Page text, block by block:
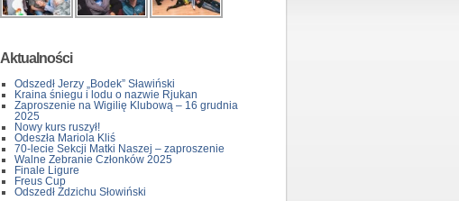
Aktualności
Odszedł Jerzy „Bodek” Sławiński
Kraina śniegu i lodu o nazwie Rjukan
Zaproszenie na Wigilię Klubową – 16 grudnia
2025
Nowy kurs ruszył!
Odeszła Mariola Kliś
70-lecie Sekcji Matki Naszej – zaproszenie
Walne Zebranie Członków 2025
Finale Ligure
Freus Cup
Odszedł Zdzichu Słowiński